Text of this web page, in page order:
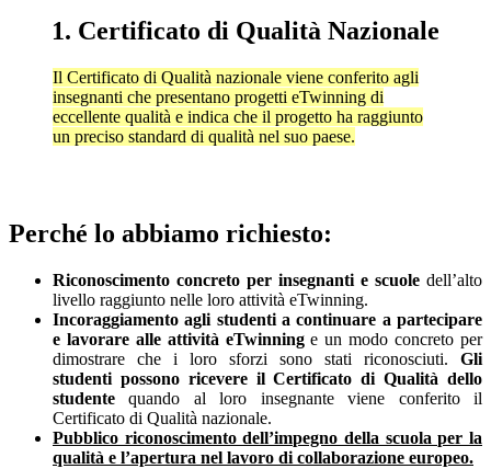
1. Certificato di Qualità Nazionale
Il Certificato di Qualità nazionale viene conferito agli
insegnanti che presentano progetti eTwinning di
eccellente qualità e indica che il progetto ha raggiunto
un preciso standard di qualità nel suo paese.
Perché lo abbiamo richiesto:
Riconoscimento concreto per insegnanti e scuole dell’alto
livello raggiunto nelle loro attività eTwinning.
Incoraggiamento agli studenti a continuare a partecipare
e lavorare alle attività eTwinninge un modo concreto per
dimostrare che i loro sforzi sono stati riconosciuti. Gli
studenti possono ricevere il Certificato di Qualità dello
studente quando al loro insegnante viene conferito il
Certificato di Qualità nazionale.
Pubblico riconoscimento dell’impegno della scuola per la
qualità e l’apertura nel lavoro di collaborazione europeo.